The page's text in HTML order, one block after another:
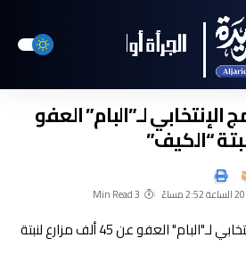
الإنتخابي لـ”البام” العفو
3 Min Read